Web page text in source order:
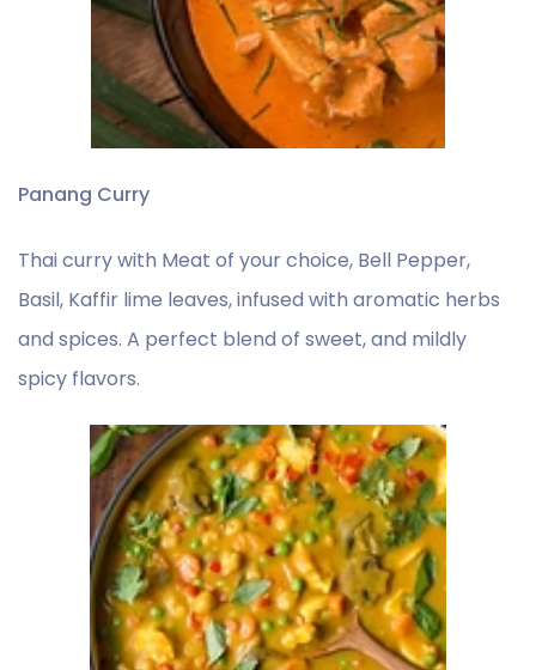
Panang Curry
Thai curry with Meat of your choice, Bell Pepper,
Basil, Kaffir lime leaves, infused with aromatic herbs
and spices. A perfect blend of sweet, and mildly
spicy flavors.